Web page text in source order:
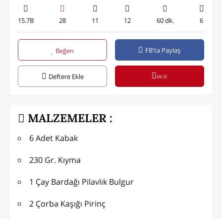
15.7B 28 11 12 60 dk. 6
Beğen FB'ta Paylaş
Deftere Ekle in it
MALZEMELER :
6 Adet Kabak
230 Gr. Kıyma
1 Çay Bardağı Pilavlık Bulgur
2 Çorba Kaşığı Pirinç